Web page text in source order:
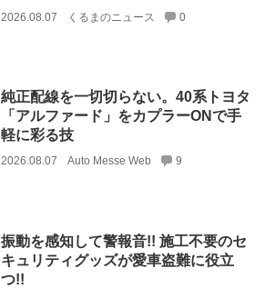
2026.08.07 くるまのニュース 0
純正配線を一切切らない。40系トヨタ
「アルファード」をカプラーONで手
軽に彩る技
2026.08.07 Auto Messe Web 9
振動を感知して警報音!! 施工不要のセ
キュリティグッズが愛車盗難に役立
つ!!